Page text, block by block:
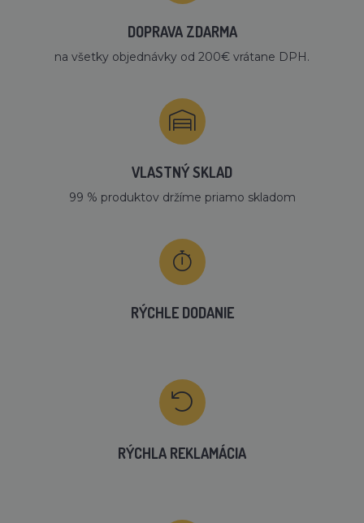
DOPRAVA ZDARMA
na všetky objednávky od 200€ vrátane DPH.
VLASTNÝ SKLAD
99 % produktov držíme priamo skladom
RÝCHLE DODANIE
RÝCHLA REKLAMÁCIA